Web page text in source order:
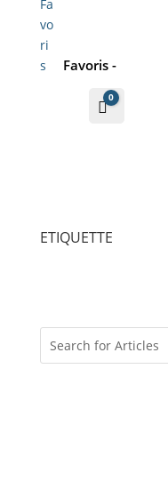
Favoris -
Panier
0
ETIQUETTE